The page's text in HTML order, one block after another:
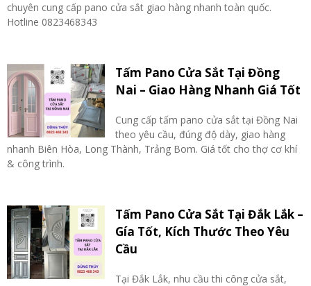
chuyên cung cấp pano cửa sắt giao hàng nhanh toàn quốc.
Hotline 0823468343
Tấm Pano Cửa Sắt Tại Đồng
Nai – Giao Hàng Nhanh Giá Tốt
Cung cấp tấm pano cửa sắt tại Đồng Nai
theo yêu cầu, đúng độ dày, giao hàng
nhanh Biên Hòa, Long Thành, Trảng Bom. Giá tốt cho thợ cơ khí
& công trình.
Tấm Pano Cửa Sắt Tại Đắk Lắk –
Gía Tốt, Kích Thước Theo Yêu
Cầu
Tại Đắk Lắk, nhu cầu thi công cửa sắt,